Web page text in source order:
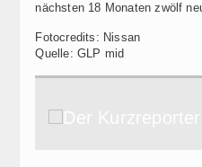
nächsten 18 Monaten zwölf
Fotocredits: Nissan
Quelle: GLP mid